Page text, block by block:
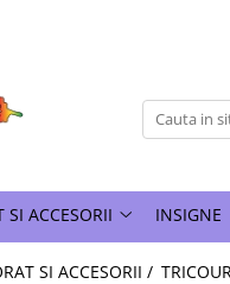
SI ACCESORII INSIGNE
SI ACCESORII /